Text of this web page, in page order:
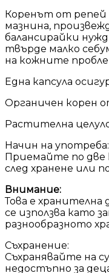
Коренът от репей
мазнина,
балансирайки
твърде малко
на кожните
Една капсула
Органичен корен
Растителна
Начин на употреба:
Приемайте по две
след хранене или
Внимание:
Това е хранителна
се използва като
разнообразното
Съхранение:
Съхранявайте на
недостъпно за